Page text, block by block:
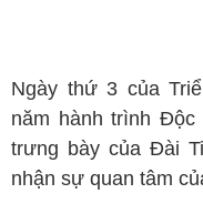
Ngày thứ 3 của
năm hành trình
trưng bày của Đài
nhận sự quan tâm